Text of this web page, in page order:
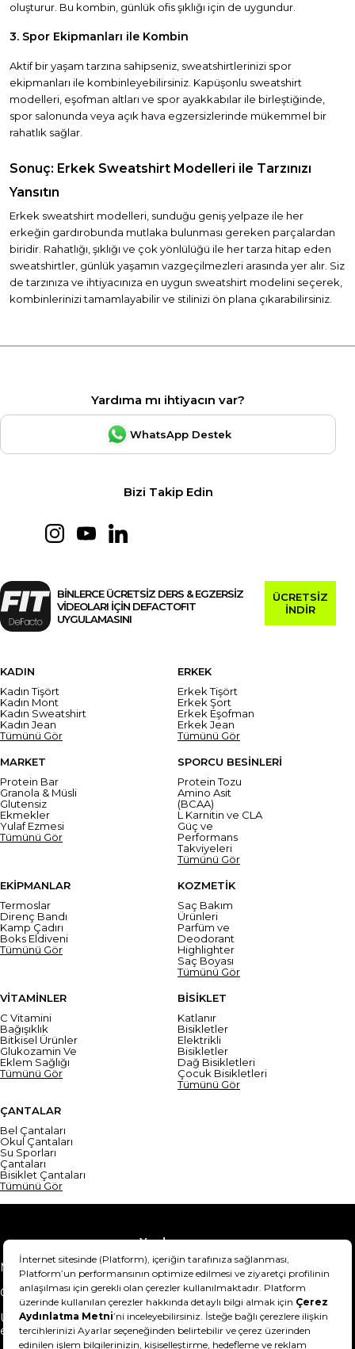
oluşturur. Bu kombin, günlük ofis şıklığı için de uygundur.
3. Spor Ekipmanları ile Kombin
Aktif bir yaşam tarzına sahipseniz, sweatshirtlerinizi spor
ekipmanları ile kombinleyebilirsiniz. Kapüşonlu sweatshirt
modelleri, eşofman altları ve spor ayakkabılar ile birleştiğinde,
spor salonunda veya açık hava egzersizlerinde mükemmel bir
rahatlık sağlar.
Sonuç: Erkek Sweatshirt Modelleri ile Tarzınızı
Yansıtın
Erkek sweatshirt modelleri, sunduğu geniş yelpaze ile her
erkeğin gardırobunda mutlaka bulunması gereken parçalardan
biridir. Rahatlığı, şıklığı ve çok yönlülüğü ile her tarza hitap eden
sweatshirtler, günlük yaşamın vazgeçilmezleri arasında yer alır. Siz
de tarzınıza ve ihtiyacınıza en uygun sweatshirt modelini seçerek,
kombinlerinizi tamamlayabilir ve stilinizi ön plana çıkarabilirsiniz.
Yardıma mı ihtiyacın var?
WhatsApp Destek
Bizi Takip Edin
BİNLERCE ÜCRETSİZ DERS & EGZERSİZ
VİDEOLARI İÇİN DEFACTOFIT
UYGULAMASINI
ÜCRETSİZ
İNDİR
KADIN
Kadın Tişört
Kadın Mont
Kadın Sweatshirt
Kadın Jean
Tümünü Gör
ERKEK
Erkek Tişört
Erkek Şort
Erkek Eşofman
Erkek Jean
Tümünü Gör
MARKET
Protein Bar
Granola & Müsli
Glutensiz
Ekmekler
Yulaf Ezmesi
Tümünü Gör
SPORCU BESİNLERİ
Protein Tozu
Amino Asit
(BCAA)
L Karnitin ve CLA
Güç ve
Performans
Takviyeleri
Tümünü Gör
EKİPMANLAR
Termoslar
Direnç Bandı
Kamp Çadırı
Boks Eldiveni
Tümünü Gör
KOZMETİK
Saç Bakım
Ürünleri
Parfüm ve
Deodorant
Highlighter
Saç Boyası
Tümünü Gör
VİTAMİNLER
C Vitamini
Bağışıklık
Bitkisel Ürünler
Glukozamin Ve
Eklem Sağlığı
Tümünü Gör
BİSİKLET
Katlanır
Bisikletler
Elektrikli
Bisikletler
Dağ Bisikletleri
Çocuk Bisikletleri
Tümünü Gör
ÇANTALAR
Bel Çantaları
Okul Çantaları
Su Sporları
Çantaları
Bisiklet Çantaları
Tümünü Gör
Yardım
Mesafeli Satış Sözleşmesi
Teslimat Bilgisi
Gizlilik Sözleşmesi
Şartlar & Koşullar
Ürünümü nasıl iade
edebilirim?
Hakkımızda